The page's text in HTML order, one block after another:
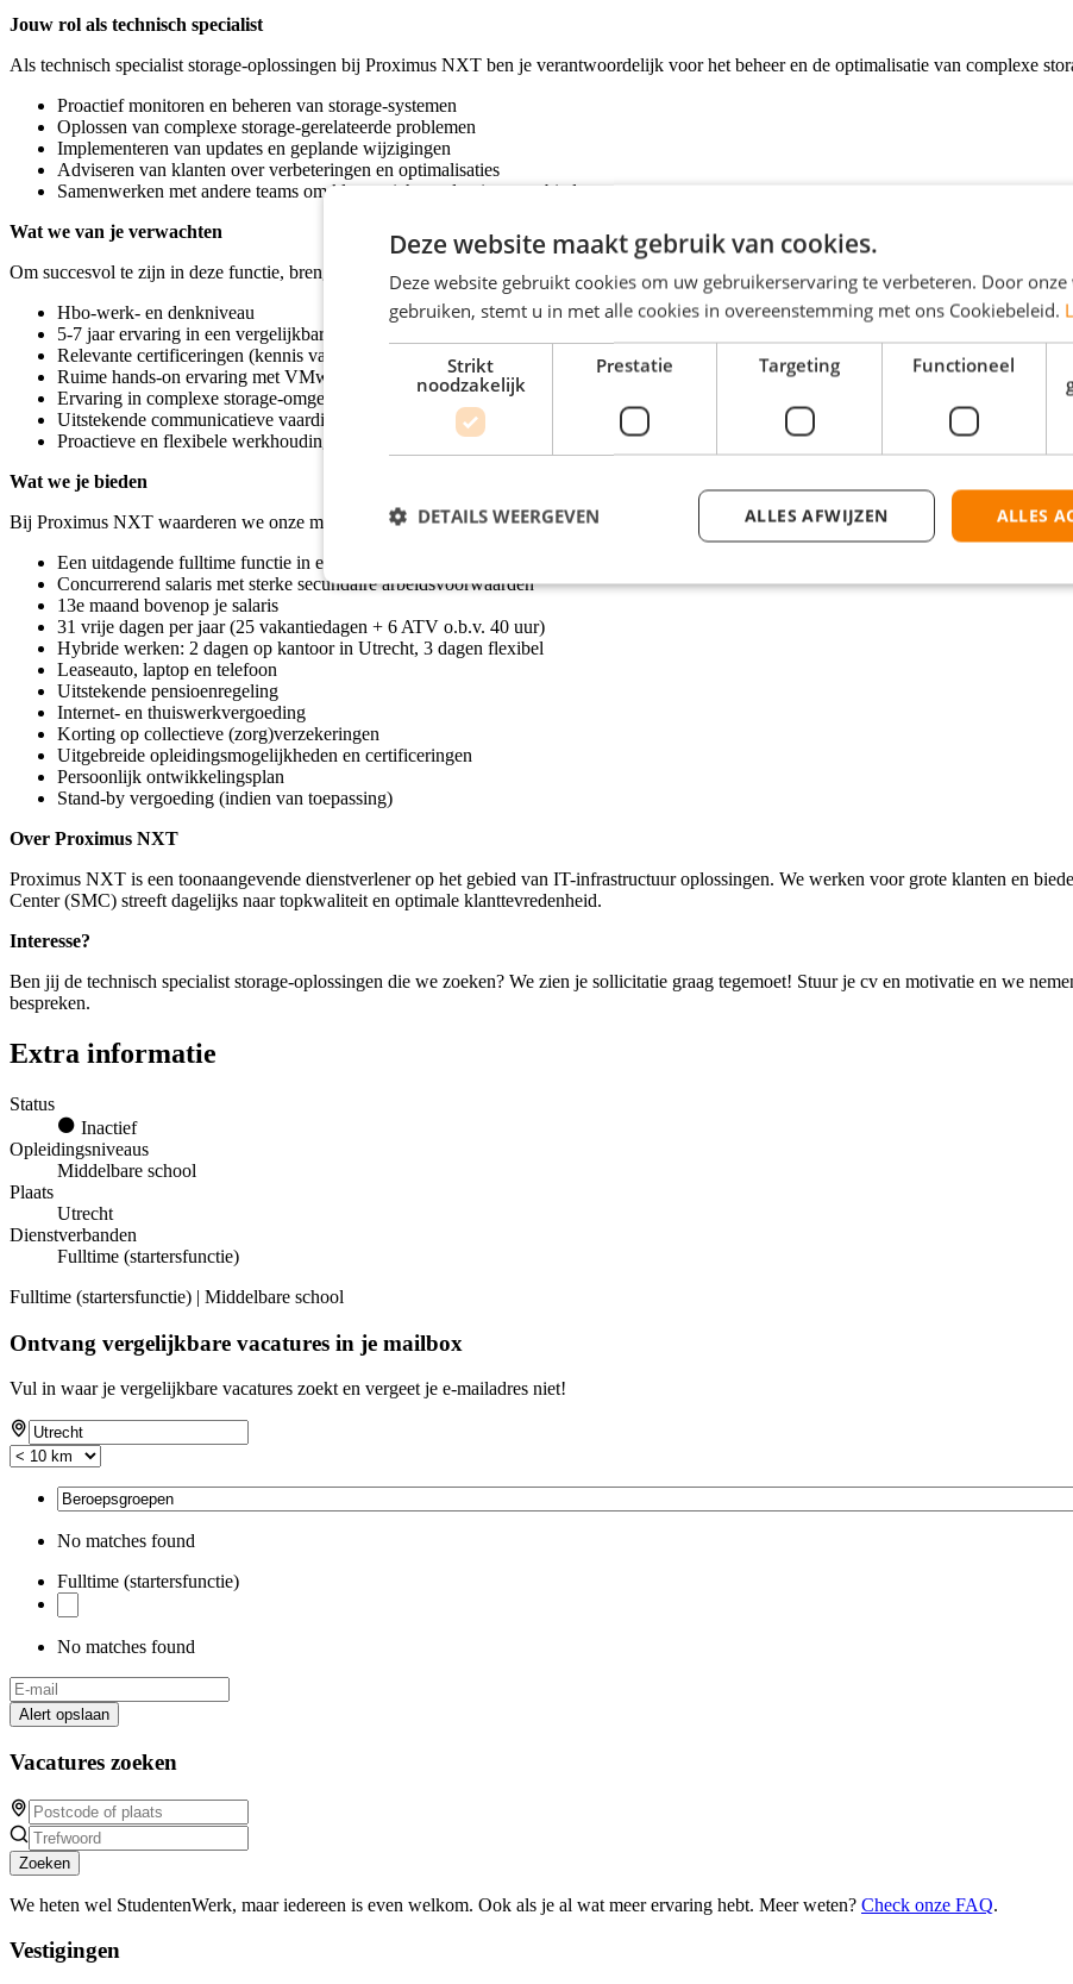
Jouw rol als technisch specialist
Als technisch specialist storage-oplossingen bij Proximus NXT ben je verantwoordelijk voor het beheer en de optimalisatie van complexe
Proactief monitoren en beheren van storage-systemen
Oplossen van complexe storage-gerelateerde problemen
Implementeren van updates en geplande wijzigingen
Adviseren van klanten over verbeteringen en optimalisaties
Samenwerken met andere teams om klantgerichte oplossingen te bieden
Wat we van je verwachten
Om succesvol te zijn in deze functie, breng je het volgende mee:
Hbo-werk- en denkniveau
5-7 jaar ervaring in een vergelijkbare functie met focus op storage-oplossingen
Relevante certificeringen (kennis van Cisco UCS is een pre)
Ruime hands-on ervaring met VMware en NetApp
Ervaring in complexe storage-omgevingen zoals datacenters of managed service providers
Uitstekende communicatieve vaardigheden
Proactieve en flexibele werkhouding
Wat we je bieden
Bij Proximus NXT waarderen we onze medewerkers en bieden we een aantrekkelijk pakket aan voordelen:
Een uitdagende fulltime functie in een innovatief team
Concurrerend salaris met sterke secundaire arbeidsvoorwaarden
13e maand bovenop je salaris
31 vrije dagen per jaar (25 vakantiedagen + 6 ATV o.b.v. 40 uur)
Hybride werken: 2 dagen op kantoor in Utrecht, 3 dagen flexibel
Leaseauto, laptop en telefoon
Uitstekende pensioenregeling
Internet- en thuiswerkvergoeding
Korting op collectieve (zorg)verzekeringen
Uitgebreide opleidingsmogelijkheden en certificeringen
Persoonlijk ontwikkelingsplan
Stand-by vergoeding (indien van toepassing)
Over Proximus NXT
Proximus NXT is een toonaangevende dienstverlener op het gebied van IT-infrastructuur oplossingen. We werken voor grote klanten en
Center (SMC) streeft dagelijks naar topkwaliteit en optimale klanttevredenheid.
Interesse?
Ben jij de technisch specialist storage-oplossingen die we zoeken? We zien je sollicitatie graag tegemoet! Stuur je cv en motivatie en we
bespreken.
Extra informatie
Status
Inactief
Opleidingsniveaus
Middelbare school
Plaats
Utrecht
Dienstverbanden
Fulltime (startersfunctie)
Fulltime (startersfunctie) | Middelbare school
Ontvang vergelijkbare vacatures in je mailbox
Vul in waar je vergelijkbare vacatures zoekt en vergeet je e-mailadres niet!
No matches found
Fulltime (startersfunctie)
No matches found
Alert opslaan
Vacatures zoeken
Zoeken
We heten wel StudentenWerk, maar iedereen is even welkom. Ook als je al wat meer ervaring hebt. Meer weten? Check onze FAQ.
Vestigingen
Deze website maakt gebruik van cookies.
Deze website gebruikt cookies om uw gebruikerservaring te verbeteren. Door onze
gebruiken, stemt u in met alle cookies in overeenstemming met ons Cookiebeleid.
Strikt
noodzakelijk
Prestatie Targeting Functioneel
ALLES
ALLES AFWIJZEN
DETAILS WEERGEVEN